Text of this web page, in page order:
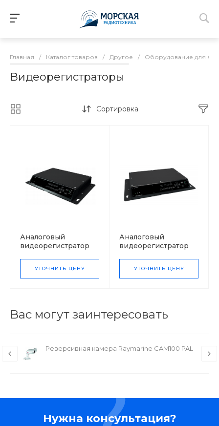
Главная / Каталог товаров / Другое / Оборудование для
Видеорегистраторы
Сортировка
Аналоговый
видеорегистратор
УТОЧНИТЬ ЦЕНУ
Аналоговый
видеорегистратор
УТОЧНИТЬ ЦЕНУ
Вас могут заинтересовать
Реверсивная камера Raymarine CAM100 PAL
Нужна консультация?